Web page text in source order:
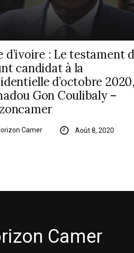
d’ivoire : Le testament
candidat à la
d’octobre 2020,
Gon Coulibaly –
Camer Août 8, 2020
Camer